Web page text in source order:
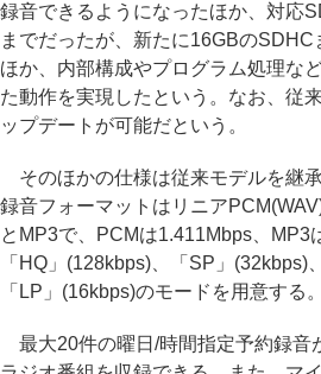
録音できるようになったほか、対応
までだったが、新たに16GBの
ほか、内部構成やプログラム処理な
た動作を実現したという。なお、従
ップデートが可能だという。
そのほかの仕様は従来モデルを継承
録音フォーマットはリニア
とMP3で、PCMは1.411Mbps、MP3
「HQ」(128kbps)、「SP」(32kbps)、
「LP」(16kbps)のモードを用意する。
最大20件の曜日/時間指定予約録音